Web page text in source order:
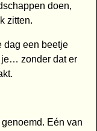
doen,
zitten.
dag een beetje
je… zonder dat er
Eén van